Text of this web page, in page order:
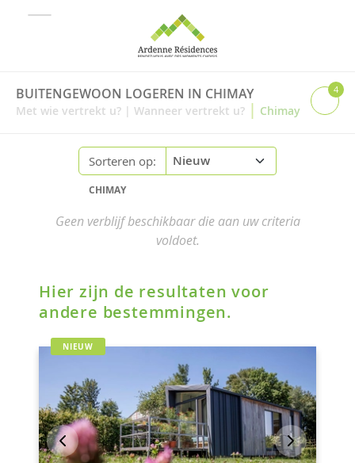
BUITENGEWOON LOGEREN IN CHIMAY
Met wie vertrekt u? | Wanneer vertrekt u? | Chimay
4
Sorteren op:
CHIMAY
Geen verblijf beschikbaar die aan uw criteria
voldoet.
Hier zijn de resultaten voor
andere bestemmingen.